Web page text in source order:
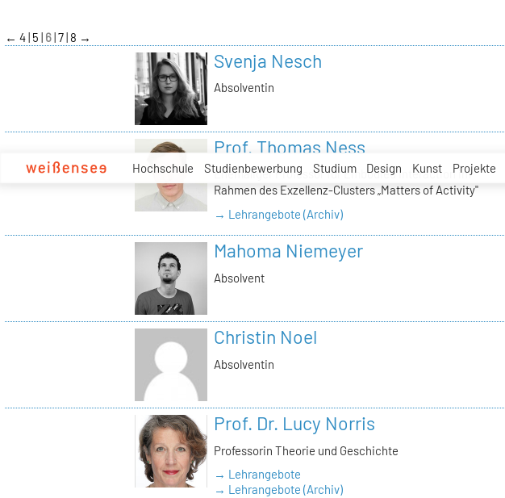
Hochschule Studienbewerbung Studium Design Kunst Projekte
← 4 5 6 7 8 →
Svenja Nesch
Absolventin
Prof. Thomas Ness
Ehemaliger Professor für Embodied Interaction im
Rahmen des Exzellenz-Clusters „Matters of Activity"
→ Lehrangebote (Archiv)
Mahoma Niemeyer
Absolvent
Christin Noel
Absolventin
Prof. Dr. Lucy Norris
Professorin Theorie und Geschichte
→ Lehrangebote
→ Lehrangebote (Archiv)